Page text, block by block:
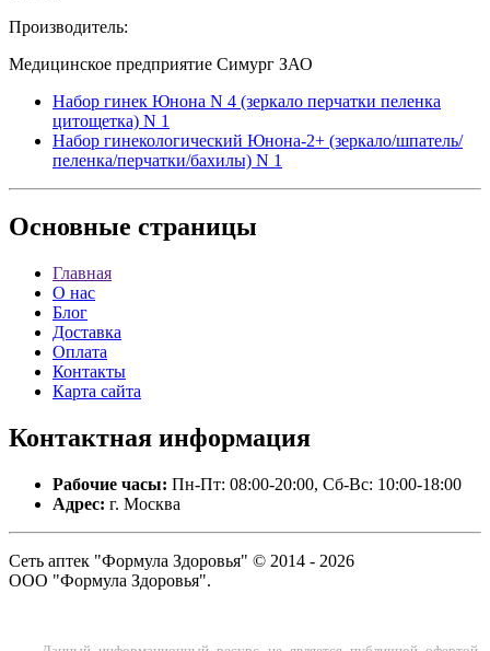
Производитель:
Медицинское предприятие Симург ЗАО
Набор гинек Юнона N 4 (зеркало перчатки пеленка
цитощетка) N 1
Набор гинекологический Юнона-2+ (зеркало/шпатель/
пеленка/перчатки/бахилы) N 1
Основные страницы
Главная
О нас
Блог
Доставка
Оплата
Контакты
Карта сайта
Контактная информация
Рабочие часы: Пн-Пт: 08:00-20:00, Сб-Вс: 10:00-18:00
Адрес: г. Москва
Сеть аптек "Формула Здоровья" © 2014 - 2026
ООО "Формула Здоровья".